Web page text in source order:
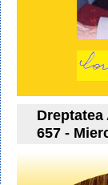
Dreptatea
657 -